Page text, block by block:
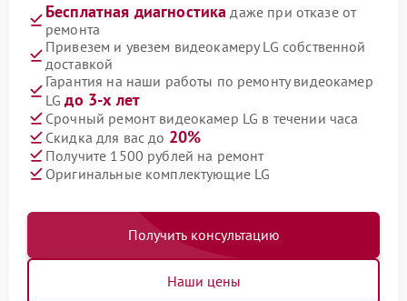
Бесплатная диагностика даже при отказе от
ремонта
Привезем и увезем видеокамеру LG собственной
доставкой
Гарантия на наши работы по ремонту видеокамер
LGдо 3-х лет
Срочный ремонт видеокамер LG в течении часа
Скидка для вас до 20%
Получите 1500 рублей на ремонт
Оригинальные комплектующие LG
Получить консультацию
Наши цены